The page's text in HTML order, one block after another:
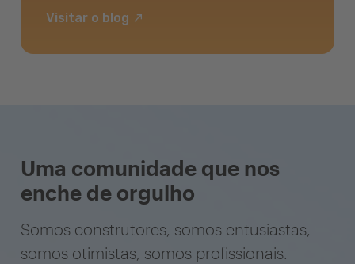
Visitar o blog
Uma comunidade que nos
enche de orgulho
Somos construtores, somos entusiastas,
somos otimistas, somos profissionais.